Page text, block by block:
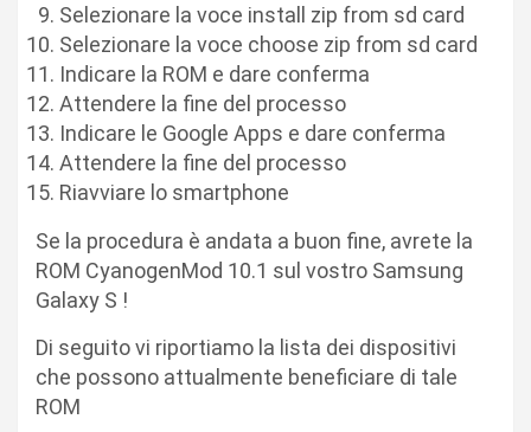
Selezionare la voce install zip from sd card
Selezionare la voce choose zip from sd card
Indicare la ROM e dare conferma
Attendere la fine del processo
Indicare le Google Apps e dare conferma
Attendere la fine del processo
Riavviare lo smartphone
Se la procedura è andata a buon fine, avrete la
ROM CyanogenMod 10.1 sul vostro Samsung
Galaxy S !
Di seguito vi riportiamo la lista dei dispositivi
che possono attualmente beneficiare di tale
ROM